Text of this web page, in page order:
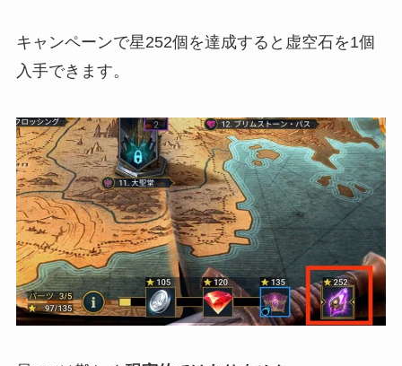
キャンペーンで星252個を達成すると虚空石を1個
入手できます。